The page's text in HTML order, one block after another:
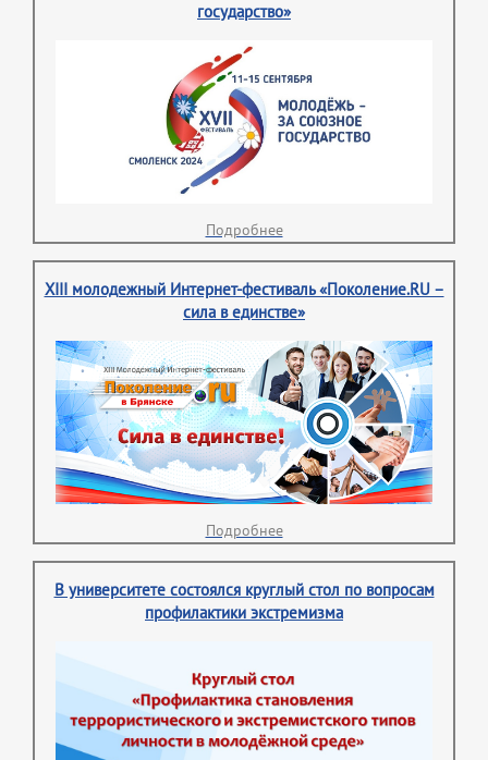
государство»
Подробнее
XIII молодежный Интернет-фестиваль «Поколение.RU –
сила в единстве»
Подробнее
В университете состоялся круглый стол по вопросам
профилактики экстремизма